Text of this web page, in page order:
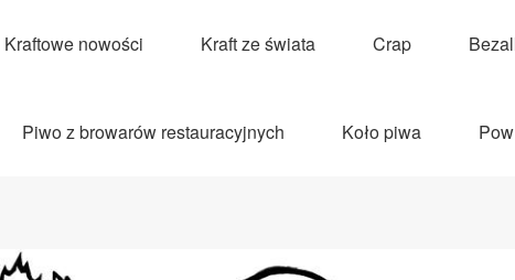
Kraftowe nowości Kraft ze świata Crap
Piwo z browarów restauracyjnych Koło piwa